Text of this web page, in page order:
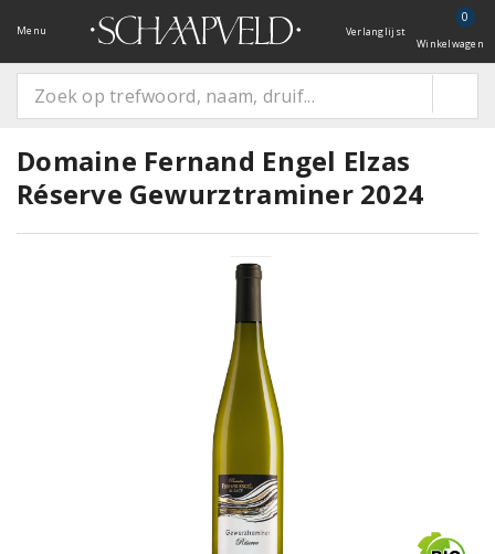
Menu Verlanglijst
0
Winkelwagen
Domaine Fernand Engel Elzas
Réserve Gewurztraminer 2024